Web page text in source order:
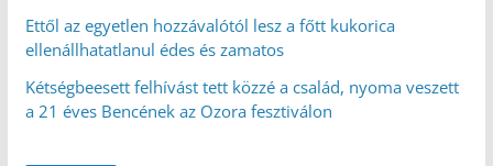
Ettől az egyetlen hozzávalótól lesz a főtt kukorica
ellenállhatatlanul édes és zamatos
Kétségbeesett felhívást tett közzé a család, nyoma veszett
a 21 éves Bencének az Ozora fesztiválon